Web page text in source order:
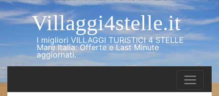
Villaggi4stelle.it
I migliori VILLAGGI TURISTICI 4 STELLE
Mare Italia: Offerte e Last Minute
aggiornati.